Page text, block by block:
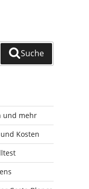
Suche
und mehr
Kosten